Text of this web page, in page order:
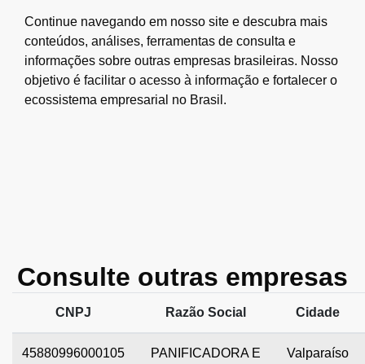
Continue navegando em nosso site e descubra mais
conteúdos, análises, ferramentas de consulta e
informações sobre outras empresas brasileiras. Nosso
objetivo é facilitar o acesso à informação e fortalecer o
ecossistema empresarial no Brasil.
Consulte outras empresas
CNPJ Razão Social Cidade
45880996000105
PANIFICADORA E
Valparaíso